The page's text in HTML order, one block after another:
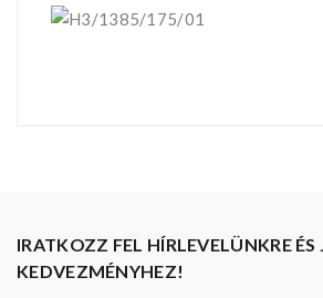
IRATKOZZ FEL HÍRLEVELÜNKRE ÉS
KEDVEZMÉNYHEZ!